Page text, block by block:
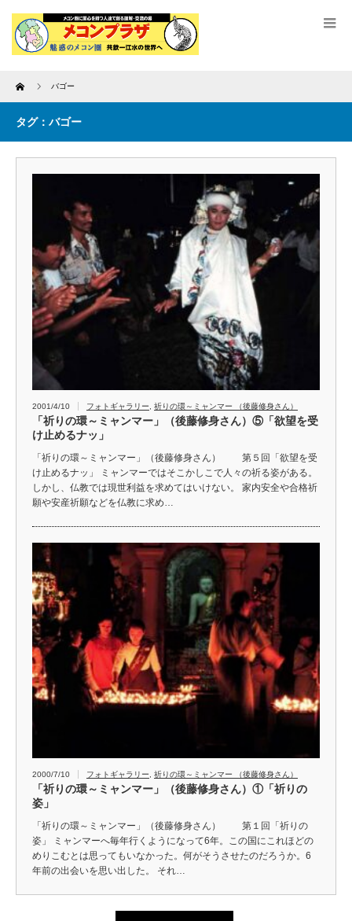
Home バゴー
タグ：バゴー
2001/4/10 フォトギャラリー 祈りの環～ミャンマー （後藤修身さん）
「祈りの環～ミャンマー」（後藤修身さん）⑤「欲望を受
け止めるナッ」
「祈りの環～ミャンマー」（後藤修身さん） 第５回「欲望を受
け止めるナッ」 ミャンマーではそこかしこで人々の祈る姿がある。
しかし、仏教では現世利益を求めてはいけない。 家内安全や合格祈
願や安産祈願などを仏教に求め…
2000/7/10 フォトギャラリー 祈りの環～ミャンマー （後藤修身さん）
「祈りの環～ミャンマー」（後藤修身さん）①「祈りの
姿」
「祈りの環～ミャンマー」（後藤修身さん） 第１回「祈りの
姿」 ミャンマーへ毎年行くようになって6年。この国にこれほどの
めりこむとは思ってもいなかった。何がそうさせたのだろうか。6
年前の出会いを思い出した。 それ…